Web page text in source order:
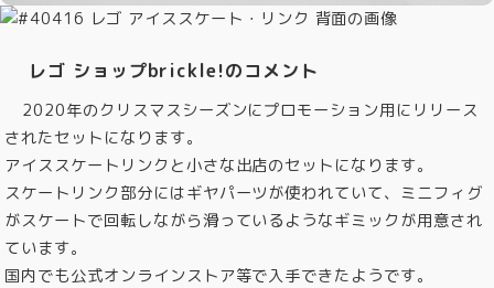
レゴ ショップbrickle!のコメント
2020年のクリスマスシーズンにプロモーション用にリリース
されたセットになります。
アイススケートリンクと小さな出店のセットになります。
スケートリンク部分にはギヤパーツが使われていて、ミニフィグ
がスケートで回転しながら滑っているようなギミックが用意され
ています。
国内でも公式オンラインストア等で入手できたようです。